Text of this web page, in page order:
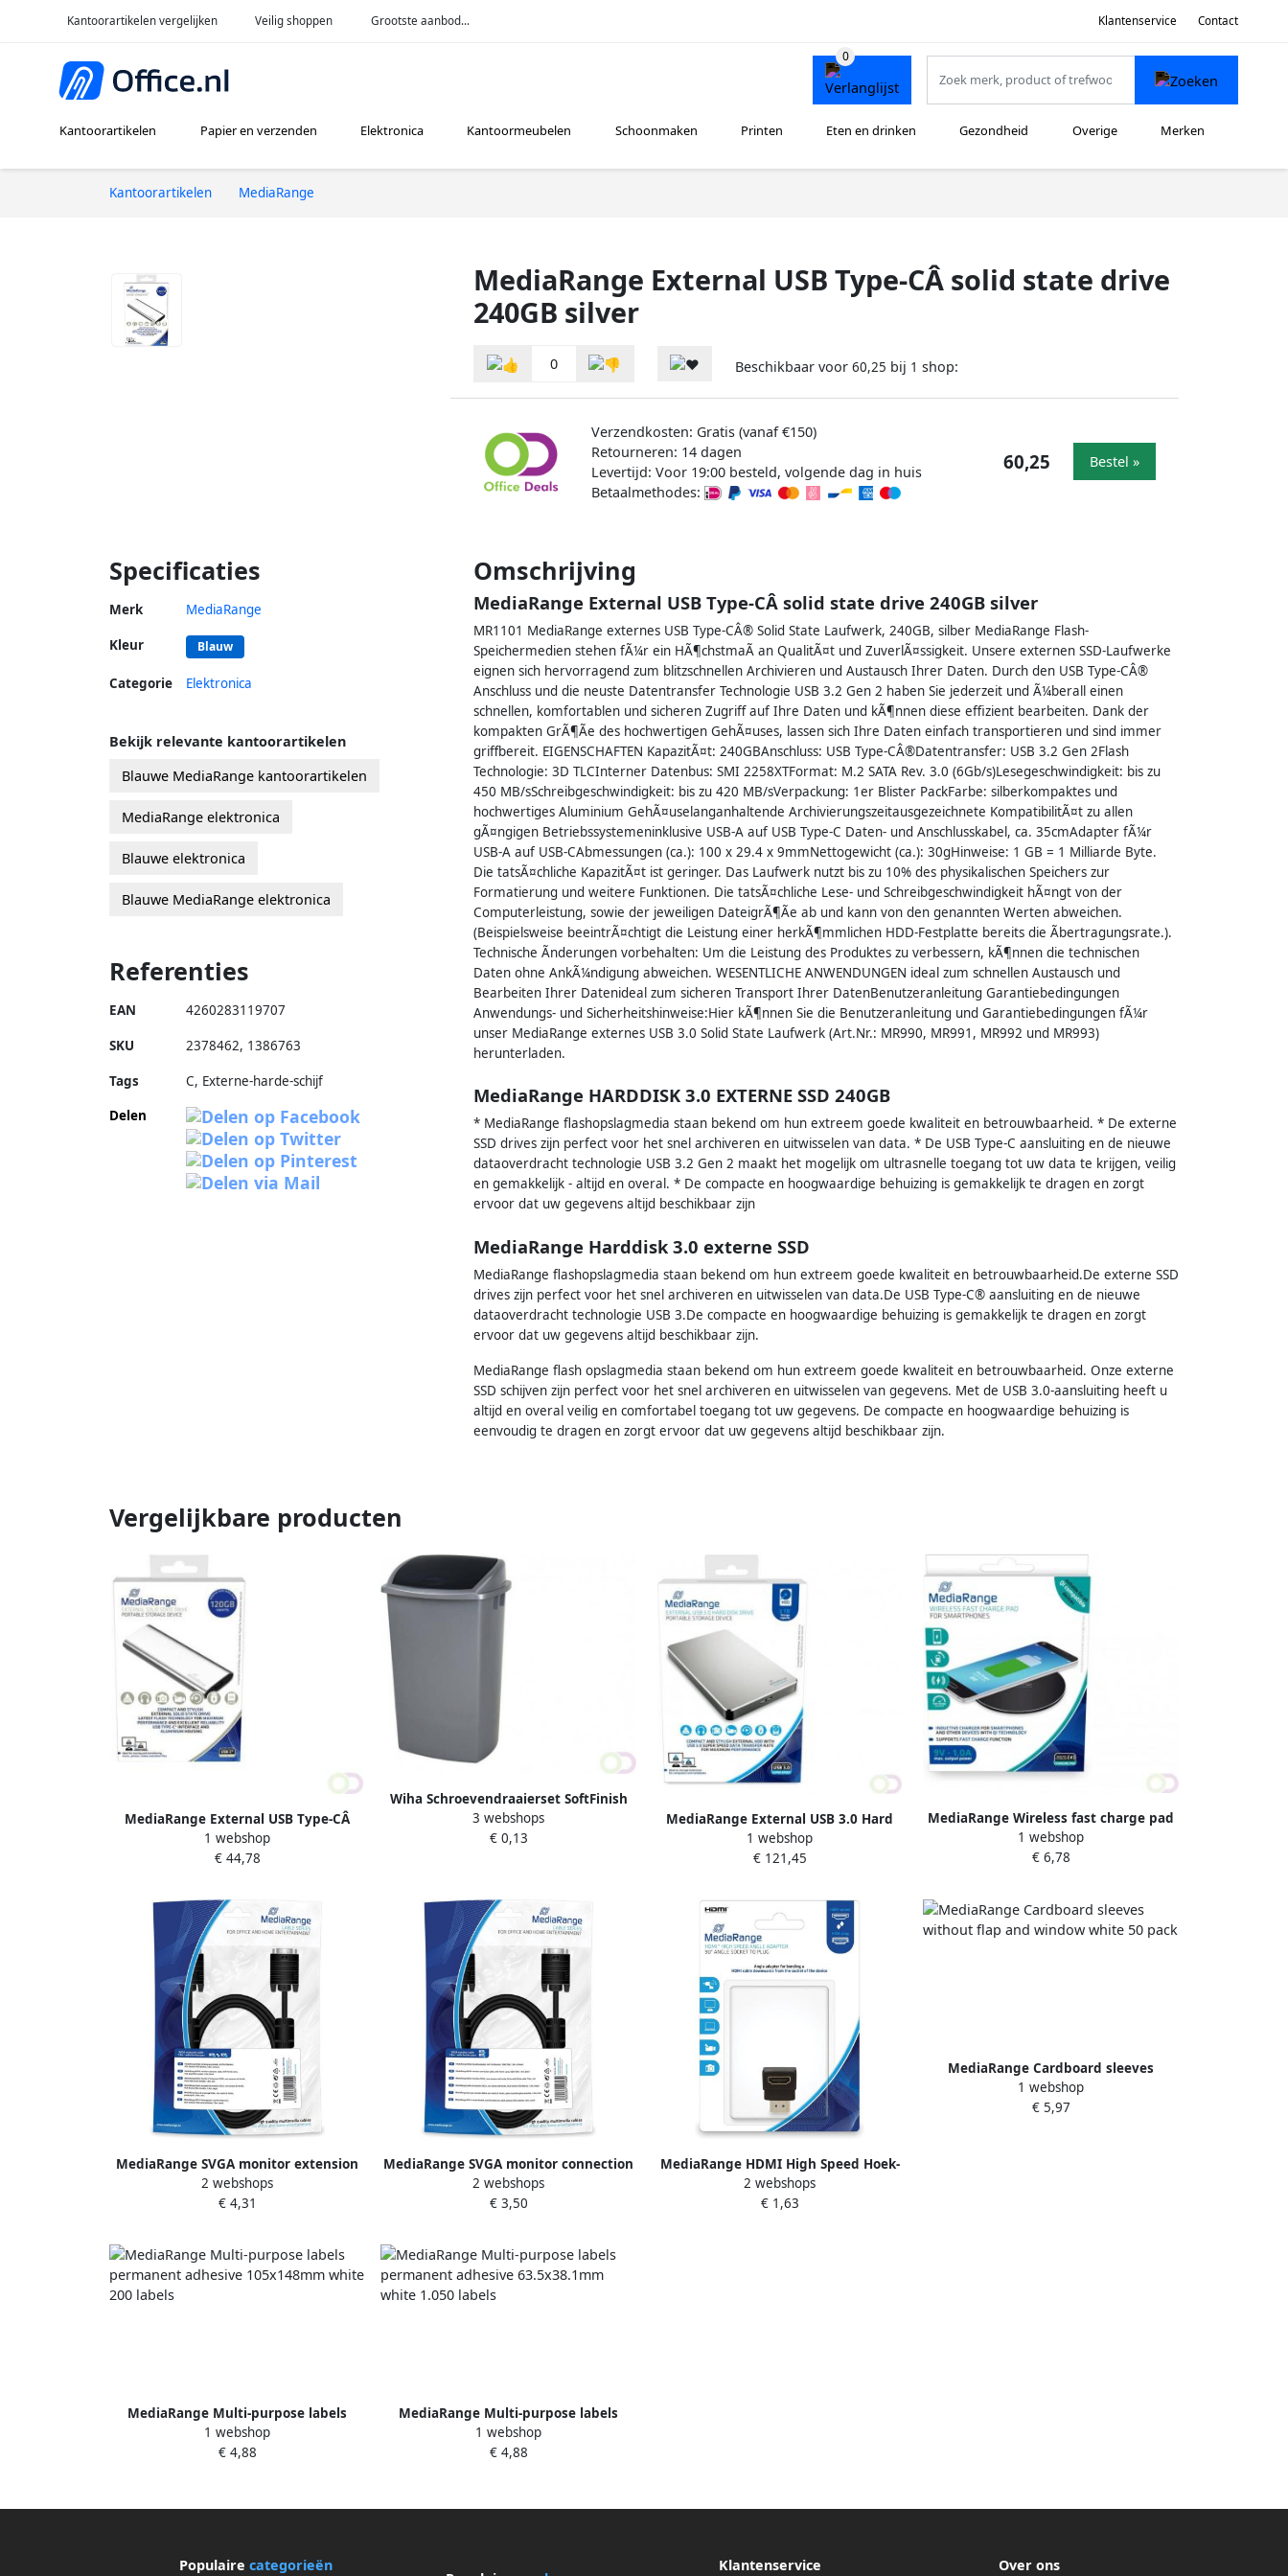
Kantoorartikelen vergelijken Veilig shoppen Grootste aanbod... Klantenservice Contact
Kantoorartikelen Papier en verzenden Elektronica Kantoormeubelen Schoonmaken Printen Eten en drinken Gezondheid Overige Merken
Kantoorartikelen MediaRange
MediaRange External USB Type-CÂ solid state drive
240GB silver
0 Beschikbaar voor 60,25 bij 1 shop:
Verzendkosten: Gratis (vanaf €150)
Retourneren: 14 dagen
Levertijd: Voor 19:00 besteld, volgende dag in huis
Betaalmethodes:
60,25 Bestel »
Specificaties
Merk MediaRange
Kleur Blauw
Categorie Elektronica
Omschrijving
MediaRange External USB Type-CÂ solid state drive 240GB silver
MR1101 MediaRange externes USB Type-CÂ® Solid State Laufwerk, 240GB, silber MediaRange Flash-
Speichermedien stehen fÃ¼r ein HÃ¶chstmaÃ an QualitÃ¤t und ZuverlÃ¤ssigkeit. Unsere externen SSD-Laufwerke
eignen sich hervorragend zum blitzschnellen Archivieren und Austausch Ihrer Daten. Durch den USB Type-CÂ®
Anschluss und die neuste Datentransfer Technologie USB 3.2 Gen 2 haben Sie jederzeit und Ã¼berall einen
schnellen, komfortablen und sicheren Zugriff auf Ihre Daten und kÃ¶nnen diese effizient bearbeiten. Dank der
kompakten GrÃ¶Ãe des hochwertigen GehÃ¤uses, lassen sich Ihre Daten einfach transportieren und sind immer
griffbereit. EIGENSCHAFTEN KapazitÃ¤t: 240GBAnschluss: USB Type-CÂ®Datentransfer: USB 3.2 Gen 2Flash
Technologie: 3D TLCInterner Datenbus: SMI 2258XTFormat: M.2 SATA Rev. 3.0 (6Gb/s)Lesegeschwindigkeit: bis zu
450 MB/sSchreibgeschwindigkeit: bis zu 420 MB/sVerpackung: 1er Blister PackFarbe: silberkompaktes und
hochwertiges Aluminium GehÃ¤uselanganhaltende Archivierungszeitausgezeichnete KompatibilitÃ¤t zu allen
gÃ¤ngigen Betriebssystemeninklusive USB-A auf USB Type-C Daten- und Anschlusskabel, ca. 35cmAdapter fÃ¼r
USB-A auf USB-CAbmessungen (ca.): 100 x 29.4 x 9mmNettogewicht (ca.): 30gHinweise: 1 GB = 1 Milliarde Byte.
Die tatsÃ¤chliche KapazitÃ¤t ist geringer. Das Laufwerk nutzt bis zu 10% des physikalischen Speichers zur
Formatierung und weitere Funktionen. Die tatsÃ¤chliche Lese- und Schreibgeschwindigkeit hÃ¤ngt von der
Computerleistung, sowie der jeweiligen DateigrÃ¶Ãe ab und kann von den genannten Werten abweichen.
(Beispielsweise beeintrÃ¤chtigt die Leistung einer herkÃ¶mmlichen HDD-Festplatte bereits die Ãbertragungsrate.).
Technische Ãnderungen vorbehalten: Um die Leistung des Produktes zu verbessern, kÃ¶nnen die technischen
Daten ohne AnkÃ¼ndigung abweichen. WESENTLICHE ANWENDUNGEN ideal zum schnellen Austausch und
Bearbeiten Ihrer Datenideal zum sicheren Transport Ihrer DatenBenutzeranleitung Garantiebedingungen
Anwendungs- und Sicherheitshinweise:Hier kÃ¶nnen Sie die Benutzeranleitung und Garantiebedingungen fÃ¼r
unser MediaRange externes USB 3.0 Solid State Laufwerk (Art.Nr.: MR990, MR991, MR992 und MR993)
herunterladen.
MediaRange HARDDISK 3.0 EXTERNE SSD 240GB
* MediaRange flashopslagmedia staan bekend om hun extreem goede kwaliteit en betrouwbaarheid. * De externe
SSD drives zijn perfect voor het snel archiveren en uitwisselen van data. * De USB Type-C aansluiting en de nieuwe
dataoverdracht technologie USB 3.2 Gen 2 maakt het mogelijk om ultrasnelle toegang tot uw data te krijgen, veilig
en gemakkelijk - altijd en overal. * De compacte en hoogwaardige behuizing is gemakkelijk te dragen en zorgt
ervoor dat uw gegevens altijd beschikbaar zijn
MediaRange Harddisk 3.0 externe SSD
MediaRange flashopslagmedia staan bekend om hun extreem goede kwaliteit en betrouwbaarheid.De externe SSD
drives zijn perfect voor het snel archiveren en uitwisselen van data.De USB Type-C® aansluiting en de nieuwe
dataoverdracht technologie USB 3.De compacte en hoogwaardige behuizing is gemakkelijk te dragen en zorgt
ervoor dat uw gegevens altijd beschikbaar zijn.
MediaRange flash opslagmedia staan bekend om hun extreem goede kwaliteit en betrouwbaarheid. Onze externe
SSD schijven zijn perfect voor het snel archiveren en uitwisselen van gegevens. Met de USB 3.0-aansluiting heeft u
altijd en overal veilig en comfortabel toegang tot uw gegevens. De compacte en hoogwaardige behuizing is
eenvoudig te dragen en zorgt ervoor dat uw gegevens altijd beschikbaar zijn.
Bekijk relevante kantoorartikelen
Blauwe MediaRange kantoorartikelen
MediaRange elektronica
Blauwe elektronica
Blauwe MediaRange elektronica
Referenties
EAN 4260283119707
SKU 2378462, 1386763
Tags
C, Externe-harde-schijf
Delen
Vergelijkbare producten
MediaRange External USB Type-CÂ
solid state drive 120GB silver
1 webshop
€ 44,78
Wiha Schroevendraaierset SoftFinish
sleufkop Â PhillipsÂ 6
deligÂ metÂ doorgaande
3 webshops
€ 0,13
MediaRange External USB 3.0 Hard
Disk Drive HDD 2TB silver
1 webshop
€ 121,45
MediaRange Wireless fast charge pad
for smartphones black
1 webshop
€ 6,78
MediaRange SVGA monitor extension
cable with ferrite cores VGA plug VGA
socket 1.8m black
2 webshops
€ 4,31
MediaRange SVGA monitor connection
cable with ferrite cores VGA VGA 1.8m
black
2 webshops
€ 3,50
MediaRange HDMI High Speed Hoek-
adapter 90 graden Contrastekker
stekker
2 webshops
€ 1,63
MediaRange Cardboard sleeves
without flap and window white 50
pack
1 webshop
€ 5,97
MediaRange Multi-purpose labels
permanent adhesive 105x148mm
white 200 labels
1 webshop
€ 4,88
MediaRange Multi-purpose labels
permanent adhesive 63.5x38.1mm
white 1.050 labels
1 webshop
€ 4,88
Populaire categorieën Klantenservice Over ons